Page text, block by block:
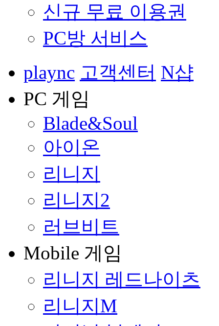
신규 무료 이용권
PC방 서비스
plaync 고객센터 N샵
PC 게임
Blade&Soul
아이온
리니지
리니지2
러브비트
Mobile 게임
리니지 레드나이츠
리니지M